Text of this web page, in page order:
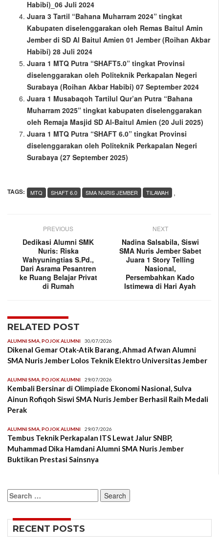
Habibi)_06 Juli 2024
Juara 3 Tartil “Bahana Muharram 2024” tingkat
Kabupaten diselenggarakan oleh Remas Baitul Amin
Jember di SD Al Baitul Amien 01 Jember (Roihan Akbar
Habibi) 28 Juli 2024
Juara 1 MTQ Putra “SHAFT5.0” tingkat Provinsi
diselenggarakan oleh Politeknik Perkapalan Negeri
Surabaya (Roihan Akbar Habibi) 07 September 2024
Juara 1 Musabaqoh Tartilul Qur’an Putra “Bahana
Muharram 2025” tingkat kabupaten diselenggarakan
oleh Remaja Masjid SD Al-Baitul Amien (20 Juli 2025)
Juara 1 MTQ Putra “SHAFT 6.0” tingkat Provinsi
diselenggarakan oleh Politeknik Perkapalan Negeri
Surabaya (27 September 2025)
TAGS: ,
MTQ SHAFT 6.0 SMA NURIS JEMBER TILAWAH
PREVIOUS
Dedikasi Alumni SMK
Nuris: Riska
Wahyuningtias S.Pd.,
Dari Asrama Pesantren
ke Ruang Belajar Privat
di Rumah
NEXT
Nadina Salsabila, Siswi
SMA Nuris Jember Sabet
Juara 1 Story Telling
Nasional,
Persembahkan Kado
Istimewa di Hari Ayah
RELATED POST
ALUMNI SMA POJOK ALUMNI 30/07/2026
Dikenal Gemar Otak-Atik Barang, Ahmad Afwan Alumni
SMA Nuris Jember Lolos Teknik Elektro Universitas Jember
ALUMNI SMA POJOK ALUMNI 29/07/2026
Kembali Bersinar di Olimpiade Ekonomi Nasional, Sulva
Ainun Rofiqoh Siswi SMA Nuris Jember Berhasil Raih Medali
Perak
ALUMNI SMA POJOK ALUMNI 29/07/2026
Tembus Teknik Perkapalan ITS Lewat Jalur SNBP,
Muhammad Dika Hamdani Alumni SMA Nuris Jember
Buktikan Prestasi Sainsnya
Search
for:
RECENT POSTS